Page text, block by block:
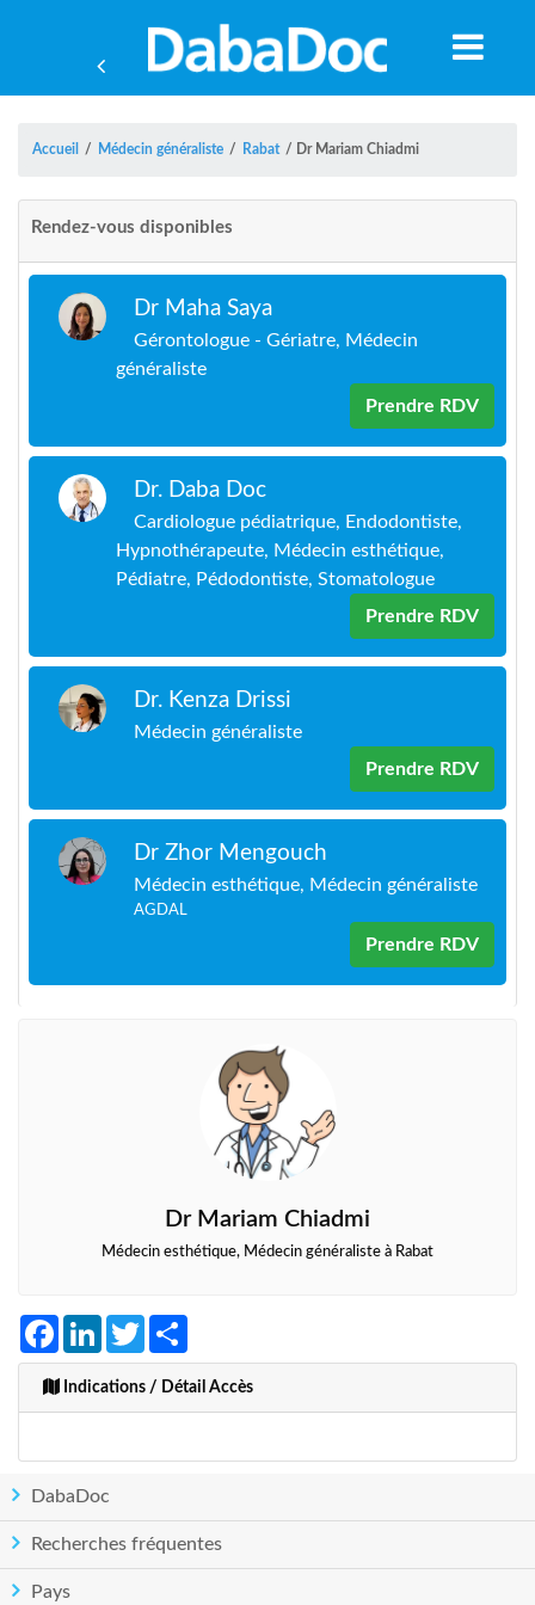
Accueil / Médecin généraliste / Rabat / Dr Mariam Chiadmi
Rendez-vous disponibles
Dr Maha Saya
Gérontologue - Gériatre, Médecin
généraliste
Prendre RDV
Dr. Daba Doc
Cardiologue pédiatrique, Endodontiste,
Hypnothérapeute, Médecin esthétique,
Pédiatre, Pédodontiste, Stomatologue
Prendre RDV
Dr. Kenza Drissi
Médecin généraliste
Prendre RDV
Dr Zhor Mengouch
Médecin esthétique, Médecin généraliste
AGDAL
Prendre RDV
Dr Mariam Chiadmi
Médecin esthétique, Médecin généraliste à Rabat
FacebookLinkedInTwitter
Indications / Détail Accès
DabaDoc
Recherches fréquentes
Pays